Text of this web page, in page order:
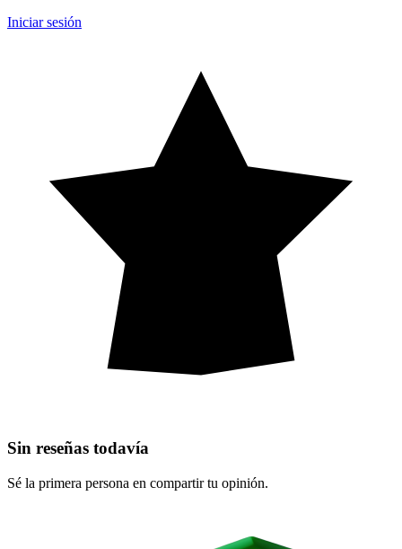
Iniciar sesión
Sin reseñas todavía
Sé la primera persona en compartir tu opinión.